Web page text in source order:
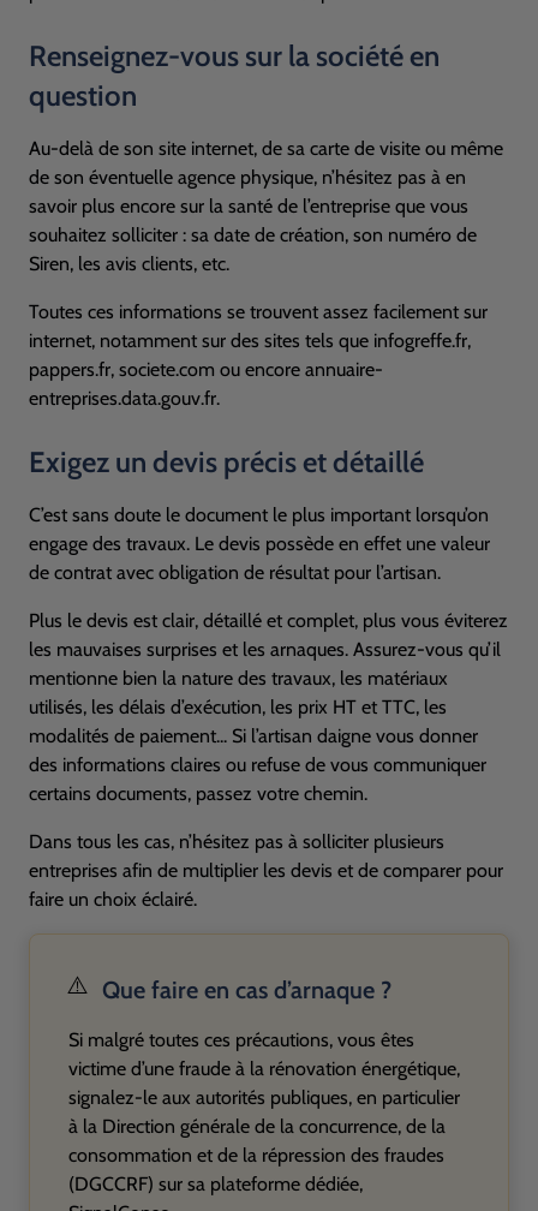
Renseignez-vous sur la société en
question
Au-delà de son site internet, de sa carte de visite ou même
de son éventuelle agence physique, n’hésitez pas à en
savoir plus encore sur la santé de l’entreprise que vous
souhaitez solliciter : sa date de création, son numéro de
Siren, les avis clients, etc.
Toutes ces informations se trouvent assez facilement sur
internet, notamment sur des sites tels que infogreffe.fr,
pappers.fr, societe.com ou encore annuaire-
entreprises.data.gouv.fr.
Exigez un devis précis et détaillé
C’est sans doute le document le plus important lorsqu’on
engage des travaux. Le devis possède en effet une valeur
de contrat avec obligation de résultat pour l’artisan.
Plus le devis est clair, détaillé et complet, plus vous éviterez
les mauvaises surprises et les arnaques. Assurez-vous qu’il
mentionne bien la nature des travaux, les matériaux
utilisés, les délais d’exécution, les prix HT et TTC, les
modalités de paiement... Si l’artisan daigne vous donner
des informations claires ou refuse de vous communiquer
certains documents, passez votre chemin.
Dans tous les cas, n’hésitez pas à solliciter plusieurs
entreprises afin de multiplier les devis et de comparer pour
faire un choix éclairé.
⚠️ Que faire en cas d’arnaque ?
Si malgré toutes ces précautions, vous êtes
victime d’une fraude à la rénovation énergétique,
signalez-le aux autorités publiques, en particulier
à la Direction générale de la concurrence, de la
consommation et de la répression des fraudes
(DGCCRF) sur sa plateforme dédiée,